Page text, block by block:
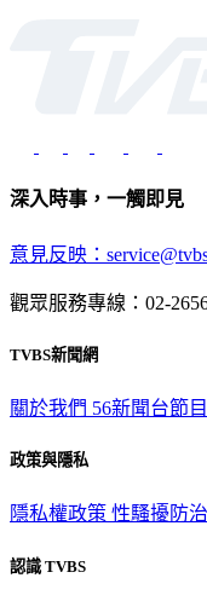
深入時事，一觸即見
意見反映：
觀眾服務專線：02-
TVBS新聞網
關於我們 56新聞台節
政策與隱私
隱私權政策 性騷擾防
認識 TVBS